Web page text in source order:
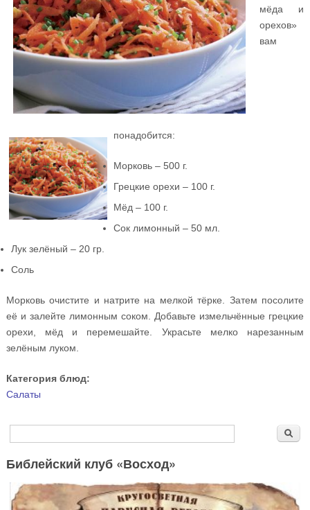
мёда и
орехов»
вам
понадобится:
Морковь – 500 г.
Грецкие орехи – 100 г.
Мёд – 100 г.
Сок лимонный – 50 мл.
Лук зелёный – 20 гр.
Соль
Морковь очистите и натрите на мелкой тёрке. Затем посолите
её и залейте лимонным соком. Добавьте измельчённые грецкие
орехи, мёд и перемешайте. Украсьте мелко нарезанным
зелёным луком.
Категория блюд:
Салаты
Форма поиска
Библейский клуб «Восход»